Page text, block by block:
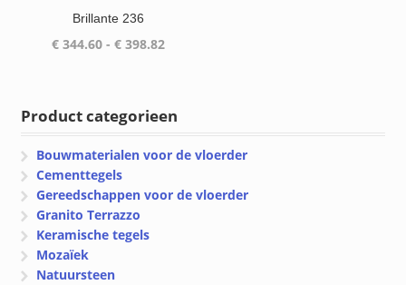
Brillante 236
€344.60 - €398.82Prijsklasse:
Product categorieen
Bouwmaterialen voor de vloerder
Cementtegels
Gereedschappen voor de vloerder
Granito Terrazzo
Keramische tegels
Mozaïek
Natuursteen